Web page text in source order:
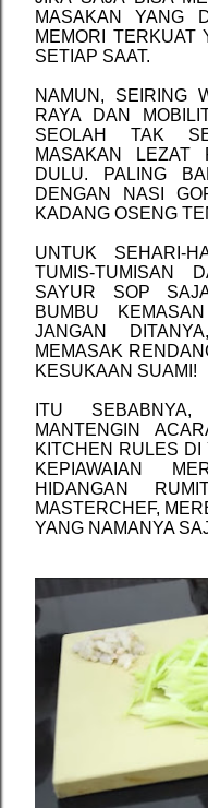
MASAKAN YANG
MEMORI TERKUAT
SETIAP SAAT.
NAMUN, SEIRING
RAYA DAN
SEOLAH TAK
MASAKAN LEZAT
DULU. PALING
DENGAN NASI
KADANG OSENG
UNTUK SEHARI-
TUMIS-TUMISAN
SAYUR SOP
BUMBU
JANGAN
MEMASAK
KESUKAAN SUAMI!
ITU
MANTENGIN
KITCHEN RULES DI
KEPIAWAIAN
HIDANGAN
MASTERCHEF,
YANG NAMANYA